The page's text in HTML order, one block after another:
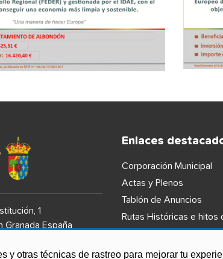
y otras técnicas de rastreo para mejorar tu
1
Granada España
Enlaces
Corporación Municipal
Actas y Plenos
Tablón de Anuncios
Rutas Históricas e hitos